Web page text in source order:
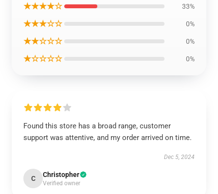
★★★★☆ 33%
★★★☆☆ 0%
★★☆☆☆ 0%
★☆☆☆☆ 0%
Found this store has a broad range, customer
support was attentive, and my order arrived on time.
Dec 5, 2024
C Christopher
Verified owner